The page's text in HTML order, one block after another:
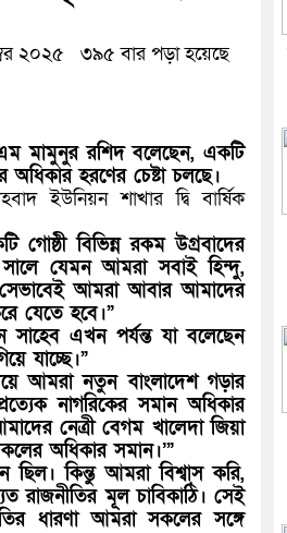
২০২৫ ৩৯৫ বার পড়া হয়েছে
মামুনুর রশিদ বলেছেন, একটি
হরণের চেষ্টা চলছে।
ইউনিয়ন শাখার দ্বি বার্ষিক
বিভিন্ন রকম উগ্রবাদের
যেমন আমরা সবাই হিন্দু,
সেভাবেই আমরা আবার আমাদের
যেতে হবে।”
এখন পর্যন্ত যা বলেছেন
যাচ্ছে।”
আমরা নতুন বাংলাদেশ গড়ার
নাগরিকের সমান অধিকার
নেত্রী বেগম খালেদা জিয়া
অধিকার সমান।’”
কিন্তু আমরা বিশ্বাস করি,
রাজনীতির মূল চাবিকাঠি। সেই
ধারণা আমরা সকলের সঙ্গে